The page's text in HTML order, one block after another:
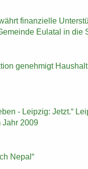
fi­nan­zi­el­le
Eu­la­tal in die
ge­neh­migt
- Leip­zig: Jetzt.“
Jahr 2009
Nepal“